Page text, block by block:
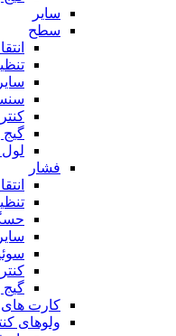
سایر
سطح
سایر
فشار
سایر
گیج
کارت های
ولوهای